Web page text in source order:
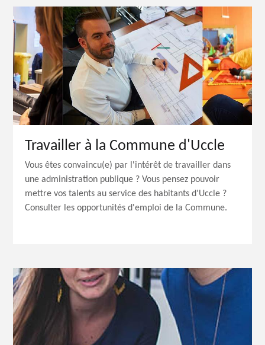
Travailler à la Commune d'Uccle
Vous êtes convaincu(e) par l'intérêt de travailler dans
une administration publique ? Vous pensez pouvoir
mettre vos talents au service des habitants d'Uccle ?
Consulter les opportunités d'emploi de la Commune.